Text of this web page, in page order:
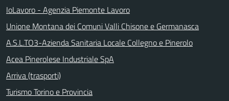
IoLavoro - Agenzia Piemonte Lavoro
Unione Montana dei Comuni Valli Chisone e Germanasca
A.S.L.TO3-Azienda Sanitaria Locale Collegno e Pinerolo
Acea Pinerolese Industriale SpA
Arriva (trasporti)
Turismo Torino e Provincia